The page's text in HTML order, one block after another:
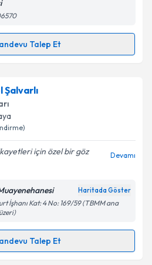
işlenmesine ilişkin
ve kişisel verilerimin belirtilen
kabul ediyorum.
Talep Et
Talebi
için randevu takvimi talebi
randevu almanız için bir
e-posta ile bilgilendireceğiz.
işlenmesine ilişkin
Aydınlatma
ve kişisel verilerimin belirtilen
kabul ediyorum.
Talebini Gönder
Şalvarlı
için özel bir göz
Devamı
Haritada Göster
İşhanı Kat: 4 No: 169/59 (TBMM ana
Talep Et
Talebi